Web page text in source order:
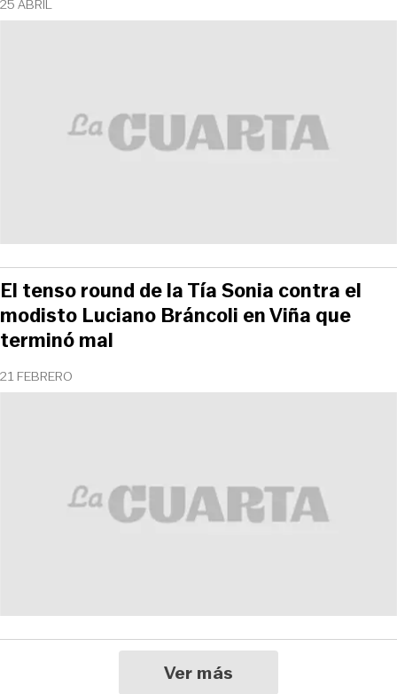
25 ABRIL
21 FEBRERO
El tenso round de la Tía Sonia contra el
modisto Luciano Bráncoli en Viña que
terminó mal
Ver más